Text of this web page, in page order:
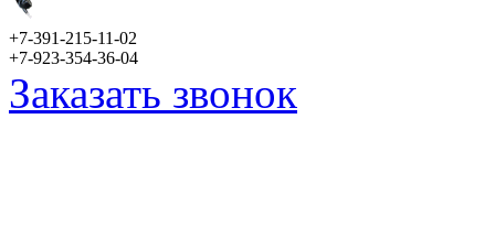
+7-391-215-11-02
+7-923-354-36-04
Заказать звонок